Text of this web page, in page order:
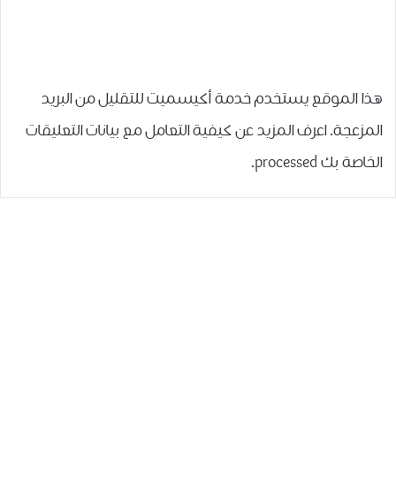
هذا الموقع يستخدم خدمة أكيسميت للتقليل من البريد
المزعجة.اعرف المزيد عن كيفية التعامل مع بيانات التعليقات
الخاصة بك processed
.